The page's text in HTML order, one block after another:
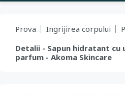
Prova Ingrijirea corpului
Detalii - Sapun hidratant cu
parfum - Akoma Skincare